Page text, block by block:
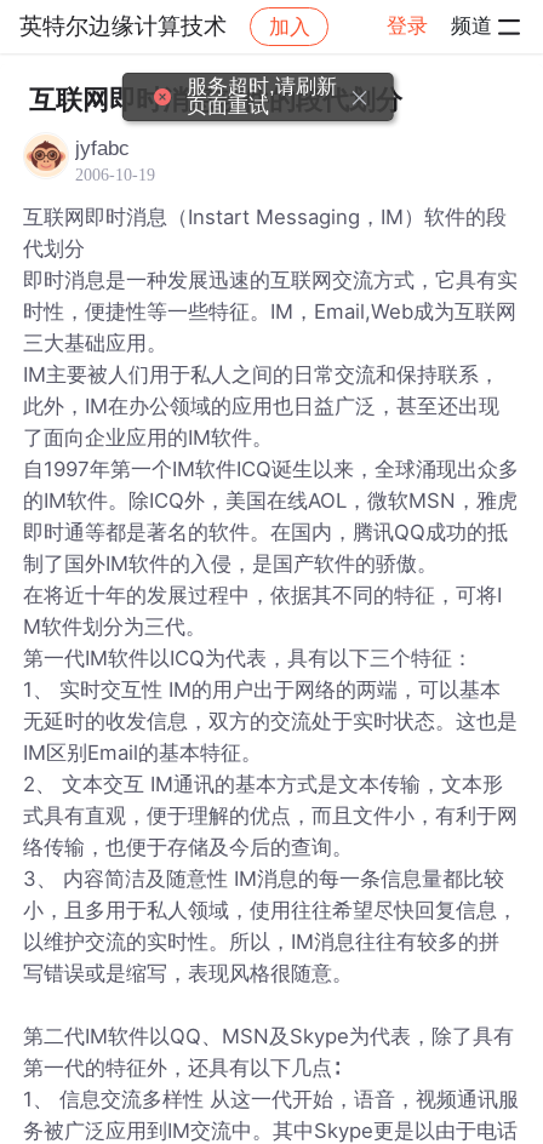
英特尔边缘计算技术 加入 登录 频道
社区 英特尔边缘计算技术 帖子详情
互联网即时消息软件的段代划分
jyfabc
2006-10-19
互联网即时消息（Instart Messaging，IM）软件的段
代划分
即时消息是一种发展迅速的互联网交流方式，它具有实
时性，便捷性等一些特征。IM，Email,Web成为互联网
三大基础应用。
IM主要被人们用于私人之间的日常交流和保持联系，
此外，IM在办公领域的应用也日益广泛，甚至还出现
了面向企业应用的IM软件。
自1997年第一个IM软件ICQ诞生以来，全球涌现出众多
的IM软件。除ICQ外，美国在线AOL，微软MSN，雅虎
即时通等都是著名的软件。在国内，腾讯QQ成功的抵
制了国外IM软件的入侵，是国产软件的骄傲。
在将近十年的发展过程中，依据其不同的特征，可将I
M软件划分为三代。
第一代IM软件以ICQ为代表，具有以下三个特征：
1、 实时交互性 IM的用户出于网络的两端，可以基本
无延时的收发信息，双方的交流处于实时状态。这也是
IM区别Email的基本特征。
2、 文本交互 IM通讯的基本方式是文本传输，文本形
式具有直观，便于理解的优点，而且文件小，有利于网
络传输，也便于存储及今后的查询。
3、 内容简洁及随意性 IM消息的每一条信息量都比较
小，且多用于私人领域，使用往往希望尽快回复信息，
以维护交流的实时性。所以，IM消息往往有较多的拼
写错误或是缩写，表现风格很随意。
第二代IM软件以QQ、MSN及Skype为代表，除了具有
第一代的特征外，还具有以下几点∶
1、 信息交流多样性 从这一代开始，语音，视频通讯服
务被广泛应用到IM交流中。其中Skype更是以由于电话
服务超时,请刷新
页面重试